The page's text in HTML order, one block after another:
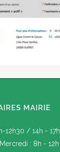
MAIRIE
12h30 / 14h - 17h
: 8h - 12h